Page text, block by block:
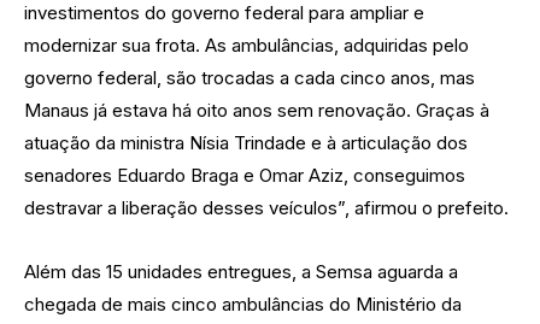
investimentos do governo federal para ampliar e
modernizar sua frota. As ambulâncias, adquiridas pelo
governo federal, são trocadas a cada cinco anos, mas
Manaus já estava há oito anos sem renovação. Graças à
atuação da ministra Nísia Trindade e à articulação dos
senadores Eduardo Braga e Omar Aziz, conseguimos
destravar a liberação desses veículos”, afirmou o prefeito.
Além das 15 unidades entregues, a Semsa aguarda a
chegada de mais cinco ambulâncias do Ministério da